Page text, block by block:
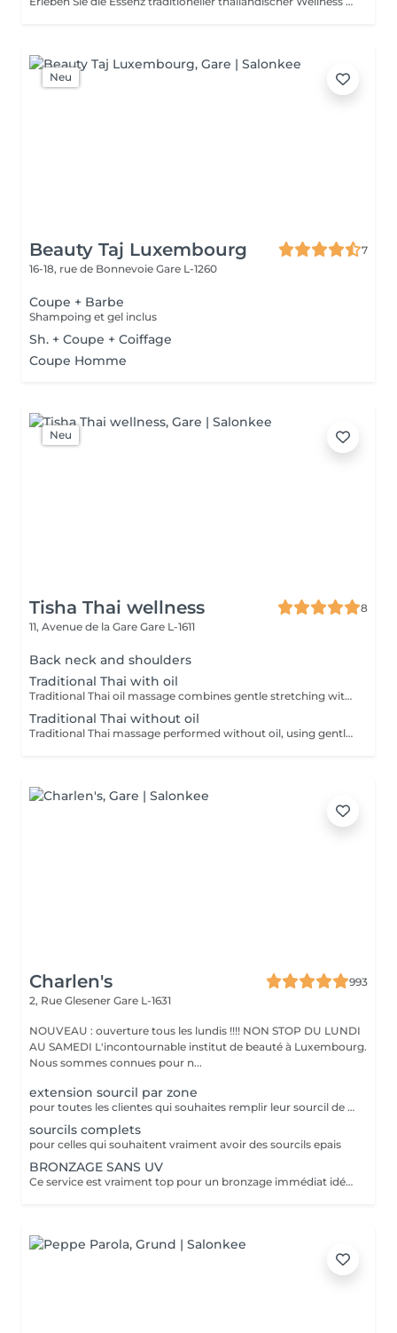
Neu
Beauty Taj Luxembourg
7
16-18, rue de Bonnevoie Gare L-1260
Coupe + Barbe
Shampoing et gel inclus
Sh. + Coupe + Coiffage
Coupe Homme
Neu
Tisha Thai wellness
8
11, Avenue de la Gare Gare L-1611
Back neck and shoulders
Traditional Thai with oil
Traditional Thai oil massage combines gentle stretching with flowing massage techniques using warm oil to ease muscle tension, improve circulation, and promote deep relaxation.
Traditional Thai without oil
Traditional Thai massage performed without oil, using gentle stretching and acupressure techniques to relieve muscle tension, improve flexibility, and promote deep relaxation.
Charlen's
993
2, Rue Glesener Gare L-1631
NOUVEAU : ouverture tous les lundis !!!! NON STOP DU LUNDI
AU SAMEDI L'incontournable institut de beauté à Luxembourg.
Nous sommes connues pour n...
extension sourcil par zone
pour toutes les clientes qui souhaites remplir leur sourcil de facon temporaire et naturel cette prestation est faites pour vous
sourcils complets
pour celles qui souhaitent vraiment avoir des sourcils epais
BRONZAGE SANS UV
Ce service est vraiment top pour un bronzage immédiat idéal avant vos vacances ou avant une soirée ;) Nous vous conseillons de faire un gommage la veille du soin et de porter des vêtements amples noirs. Selon votre peau, cela tient environ 1 semaine à 10 Jours! AVANT Exfolier votre peau en profondeur, puis hydrater généreusement 24h avant d'appliquer votre autobronzant, en insistant bien sur les coudes, genoux, chevilles et les zones sensibles. Épiler ou raser dans les 48h avant application afin que les pores de la peau soient fermés. Des points noirs pourraient apparaître si votre peau n'est pas nette lors de l'application. Ne pas appliquer de crème hydratante, parfum, déodorant ou maquillage le jour même de l'application cela pourrait obstruer les pores de la peau et faire apparaître des points noirs. APRÈS Porter des vêtement amples de couleur foncée les vêtements près du corps ou sous-vêtements pourraient faire des marques, porter des chaussures larges. Hydrater quotidiennement votre peau les jours suivant l'application ou utiliser un autobronzant progressif pour entretenir votre bronzage et le faire durer plus longtemps. Après 5 jours, exfolier quotidiennement votre peau à l'aide d'un exfoliant doux afin d'aider votre peau à absorber plus facilement votre crème hydratante, et garder un joli bronzage. Cela permet aussi au bronzage de s'estomper progressivement et uniformément.